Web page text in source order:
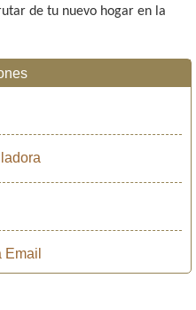
de tu nuevo hogar en la